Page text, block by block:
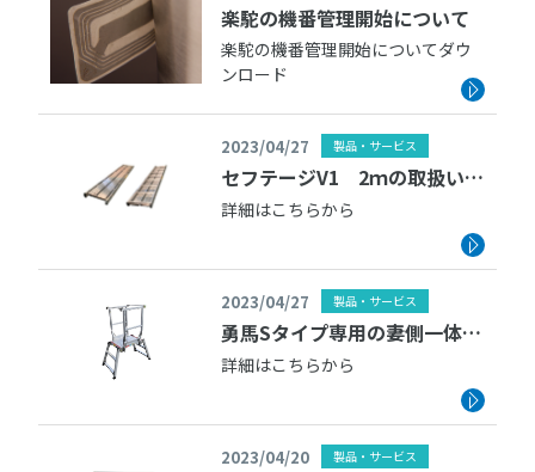
楽駝の機番管理開始について
楽駝の機番管理開始についてダウ
ンロード
2023/04/27 製品・サービス
セフテージV1 2ｍの取扱いを
始めました
詳細はこちらから
2023/04/27 製品・サービス
勇馬Sタイプ専用の妻側一体式
補助手摺の取扱いを始めまし
詳細はこちらから
2023/04/20 製品・サービス